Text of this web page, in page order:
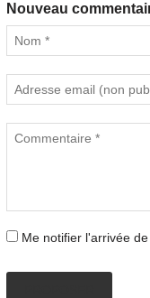
Nouveau
Me notifier l'arrivée